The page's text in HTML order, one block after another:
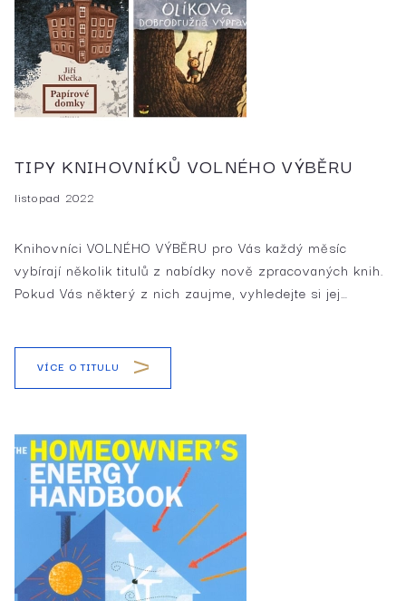
TIPY KNIHOVNÍKŮ VOLNÉHO VÝBĚRU
listopad 2022
Knihovníci VOLNÉHO VÝBĚRU pro Vás každý měsíc
vybírají několik titulů z nabídky nově zpracovaných knih.
Pokud Vás některý z nich zaujme, vyhledejte si jej…
VÍCE O TITULU